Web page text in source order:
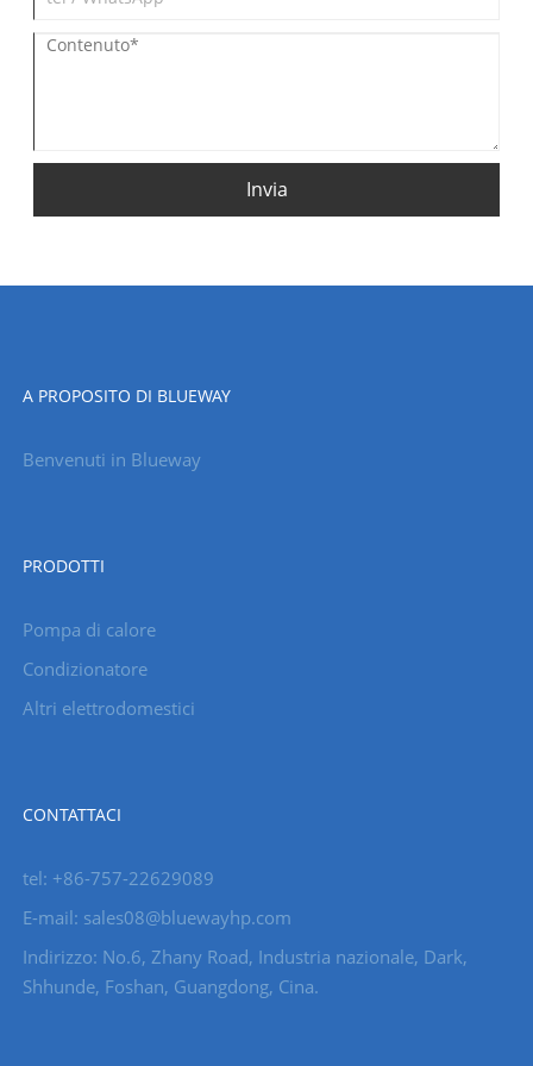
Invia
A PROPOSITO DI BLUEWAY
Benvenuti in Blueway
PRODOTTI
Pompa di calore
Condizionatore
Altri elettrodomestici
CONTATTACI
tel: +86-757-22629089
E-mail: sales08@bluewayhp.com
Indirizzo: No.6, Zhany Road, Industria nazionale, Dark,
Shhunde, Foshan, Guangdong, Cina.